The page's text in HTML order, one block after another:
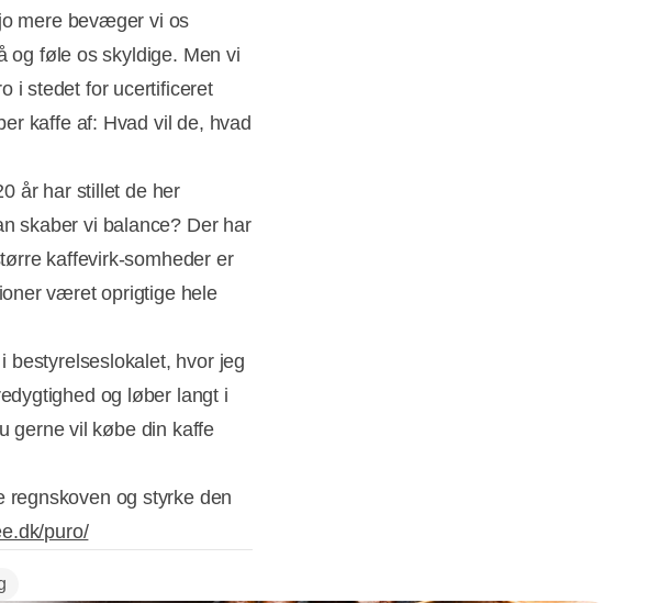
mere bevæger vi os
og føle os skyldige. Men vi
i stedet for ucertificeret
kaffe af: Hvad vil de, hvad
år har stillet de her
skaber vi balance? Der har
kaffevirk-somheder er
været oprigtige hele
bestyrelseslokalet, hvor jeg
og løber langt i
gerne vil købe din kaffe
og styrke den
puro/